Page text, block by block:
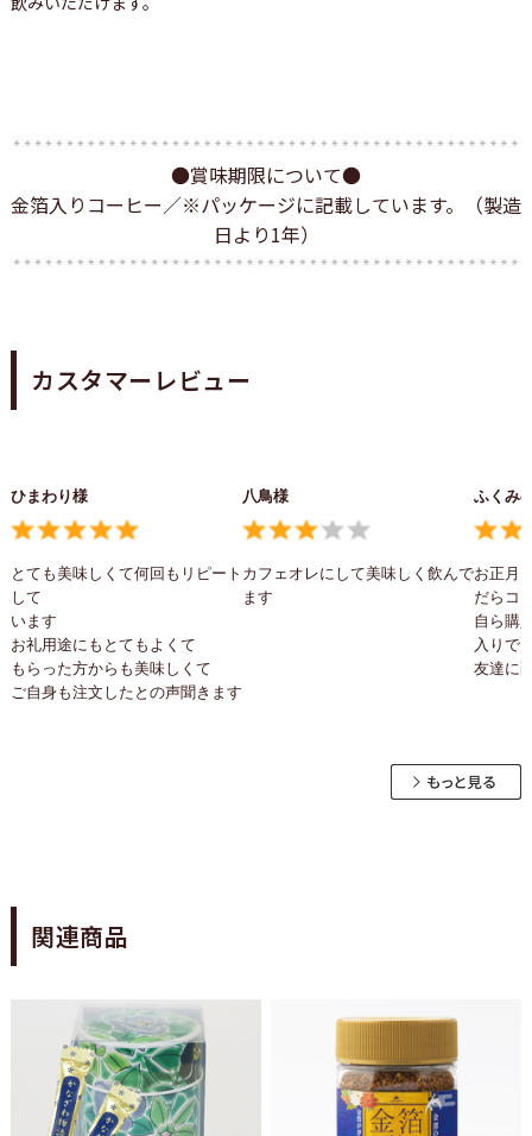
●賞味期限について●
金箔入りコーヒー／※パッケージに記載しています。（製造
日より1年）
カスタマーレビュー
ひまわり様
とても美味しくて何回もリピート
して
います
お礼用途にもとてもよくて
もらった方からも美味しくて
ご自身も注文したとの声聞きます
八鳥様
カフェオレにして美味しく飲んで
ます
ふくみ
お正月
だらコ
自ら購
入りで
友達に
関連商品